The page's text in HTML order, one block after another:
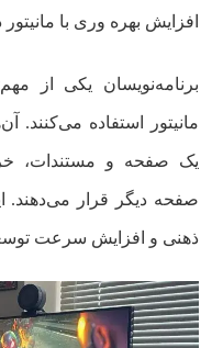
افزایش بهره وری با
برنامه‌نویسان یکی از
مانیتور استفاده می‌کنند.
یک صفحه و مستندات،
صفحه دیگر قرار
ذهنی و افزایش سرعت